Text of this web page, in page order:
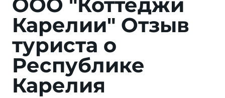
Карелии" Отзыв
туриста о
Республике
Карелия